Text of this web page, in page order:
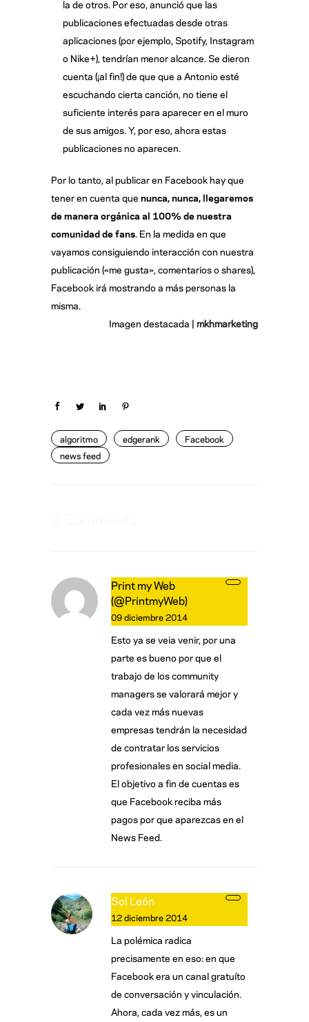
la de otros. Por eso, anunció que las
publicaciones efectuadas desde otras
aplicaciones (por ejemplo, Spotify, Instagram
o Nike+), tendrían menor alcance. Se dieron
cuenta (¡al fin!) de que que a Antonio esté
escuchando cierta canción, no tiene el
suficiente interés para aparecer en el muro
de sus amigos. Y, por eso, ahora estas
publicaciones no aparecen.
Por lo tanto, al publicar en Facebook hay que
tener en cuenta que nunca, nunca, llegaremos
de manera orgánica al 100% de nuestra
comunidad de fans. En la medida en que
vayamos consiguiendo interacción con nuestra
publicación («me gusta», comentarios o shares),
Facebook irá mostrando a más personas la
misma.
Imagen destacada | mkhmarketing
algoritmo edgerank
Facebook
news feed
Print my Web
(@PrintmyWeb)
09 diciembre 2014
Esto ya se veia venir, por una
parte es bueno por que el
trabajo de los community
managers se valorará mejor y
cada vez más nuevas
empresas tendrán la necesidad
de contratar los servicios
profesionales en social media.
El objetivo a fin de cuentas es
que Facebook reciba más
pagos por que aparezcas en el
News Feed.
Sol León
12 diciembre 2014
La polémica radica
precisamente en eso: en que
Facebook era un canal gratuíto
de conversación y vinculación.
Ahora, cada vez más, es un